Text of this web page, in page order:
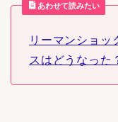
あわせて読みたい
リーマンショッ
スはどうなった